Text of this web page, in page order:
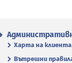
Харта на клиента
Вътрешни